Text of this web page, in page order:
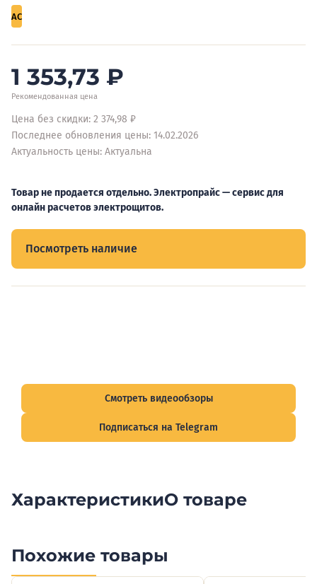
AC
1 353,73 ₽
Рекомендованная цена
Цена без скидки: 2 374,98 ₽
Последнее обновления цены: 14.02.2026
Актуальность цены: Актуальна
Товар не продается отдельно. Электропрайс — сервис для
онлайн расчетов электрощитов.
Посмотреть наличие
Смотреть видеообзоры
Подписаться на Telegram
ХарактеристикиО товаре
Похожие товары